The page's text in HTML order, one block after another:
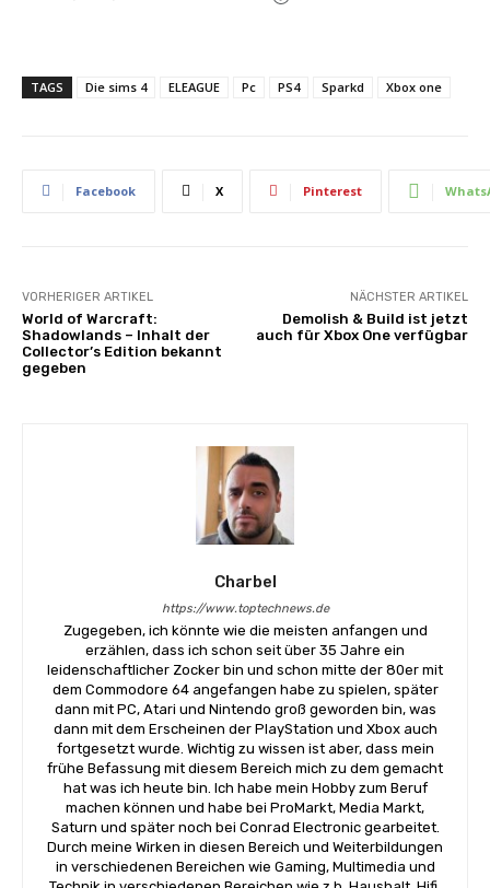
TAGS Die sims 4 ELEAGUE Pc PS4 Sparkd Xbox one
Facebook X Pinterest
VORHERIGER ARTIKEL
World of Warcraft:
Shadowlands – Inhalt der
Collector’s Edition bekannt
gegeben
NÄCHSTER ARTIKEL
Demolish & Build ist jetzt
auch für Xbox One verfügbar
Charbel
https://www.toptechnews.de
Zugegeben, ich könnte wie die meisten anfangen und
erzählen, dass ich schon seit über 35 Jahre ein
leidenschaftlicher Zocker bin und schon mitte der 80er mit
dem Commodore 64 angefangen habe zu spielen, später
dann mit PC, Atari und Nintendo groß geworden bin, was
dann mit dem Erscheinen der PlayStation und Xbox auch
fortgesetzt wurde. Wichtig zu wissen ist aber, dass mein
frühe Befassung mit diesem Bereich mich zu dem gemacht
hat was ich heute bin. Ich habe mein Hobby zum Beruf
machen können und habe bei ProMarkt, Media Markt,
Saturn und später noch bei Conrad Electronic gearbeitet.
Durch meine Wirken in diesen Bereich und Weiterbildungen
in verschiedenen Bereichen wie Gaming, Multimedia und